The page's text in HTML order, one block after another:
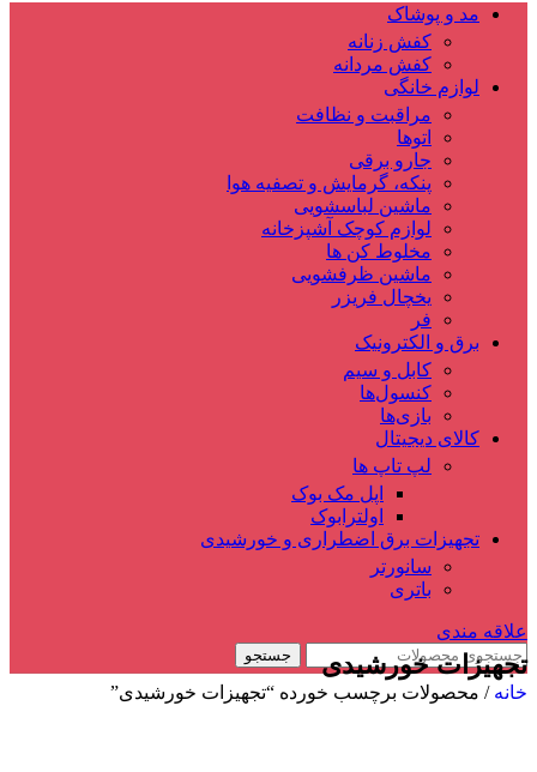
مد و پوشاک
کفش زنانه
کفش مردانه
لوازم خانگی
مراقبت و نظافت
اتوها
جارو برقی
پنکه، گرمایش و تصفیه هوا
ماشین لباسشویی
لوازم کوچک آشپزخانه
مخلوط کن ها
ماشین ظرفشویی
یخچال فریزر
فر
برق و الکترونیک
کابل و سیم
کنسول‌ها
بازی‌ها
کالای دیجیتال
لپ تاپ ها
اپل مک بوک
اولترابوک
تجهیزات برق اضطراری و خورشیدی
سانورتر
باتری
علاقه مندی
جستجو تجهیزات خورشیدی
خانه/ محصولات برچسب خورده “تجهیزات خورشیدی”